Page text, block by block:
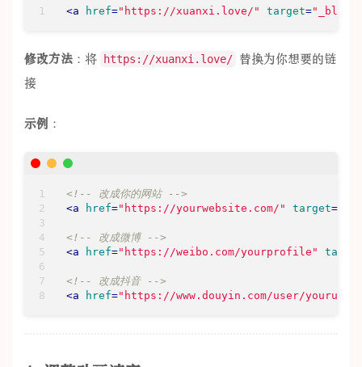
<a href="https://xuanxi.love/" target=
修改方法 ：将 https://xuanxi.love/ 替换为你想要的链
接
示例 ：
<!-- 改成你的网站 -->
<a href="https://yourwebsite.com/" target=
<!-- 改成微博 -->
<a href="https://weibo.com/yourprofile"
<!-- 改成抖音 -->
<a href="https://www.douyin.com/user/youruid"